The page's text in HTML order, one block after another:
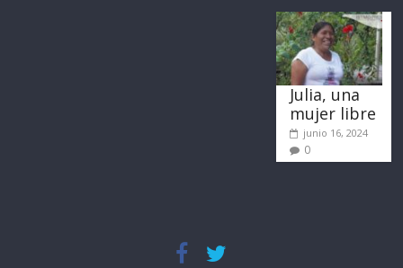
Julia, una
mujer libre
junio 16, 2024
0